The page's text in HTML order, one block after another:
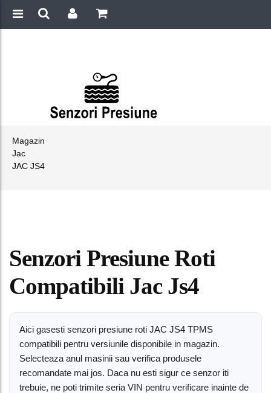
Magazin
Jac
JAC JS4
Senzori Presiune Roti
Compatibili Jac Js4
Aici gasesti senzori presiune roti JAC JS4 TPMS
compatibili pentru versiunile disponibile in magazin.
Selecteaza anul masinii sau verifica produsele
recomandate mai jos. Daca nu esti sigur ce senzor iti
trebuie, ne poti trimite seria VIN pentru verificare inainte de